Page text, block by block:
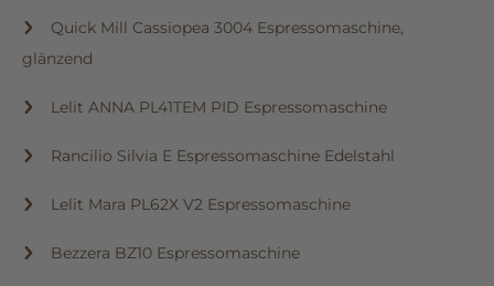
Quick Mill Cassiopea 3004 Espressomaschine,
glänzend
Lelit ANNA PL41TEM PID Espressomaschine
Rancilio Silvia E Espressomaschine Edelstahl
Lelit Mara PL62X V2 Espressomaschine
Bezzera BZ10 Espressomaschine